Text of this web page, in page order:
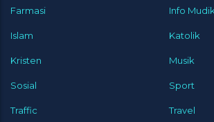
Farmasi Info
Islam Katolik
Kristen Musik
Sosial Sport
Traffic Travel